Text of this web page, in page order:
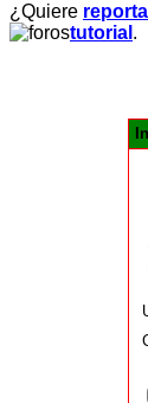
¿Quiere
tutorial .